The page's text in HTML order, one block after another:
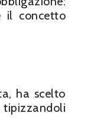
il concetto
ha scelto
tipizzandoli